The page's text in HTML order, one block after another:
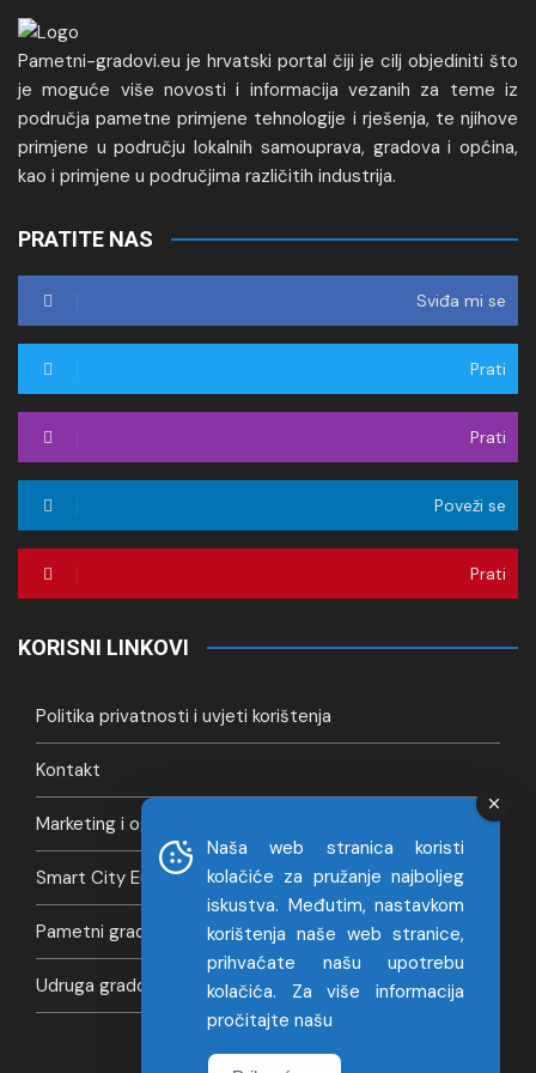
Pametni-gradovi.eu je hrvatski portal čiji je cilj objediniti što
je moguće više novosti i informacija vezanih za teme iz
područja pametne primjene tehnologije i rješenja, te njihove
primjene u području lokalnih samouprava, gradova i općina,
kao i primjene u područjima različitih industrija.
PRATITE NAS
Sviđa mi se
Prati
Prati
Poveži se
Prati
KORISNI LINKOVI
Politika privatnosti i uvjeti korištenja
Kontakt
Marketing i oglašavanje
Smart City Europa
Pametni gradovi Hrvatska
Udruga gradova
Naša web stranica koristi
kolačiće za pružanje najboljeg
iskustva. Međutim, nastavkom
korištenja naše web stranice,
prihvaćate našu upotrebu
kolačića. Za više informacija
pročitajte našu